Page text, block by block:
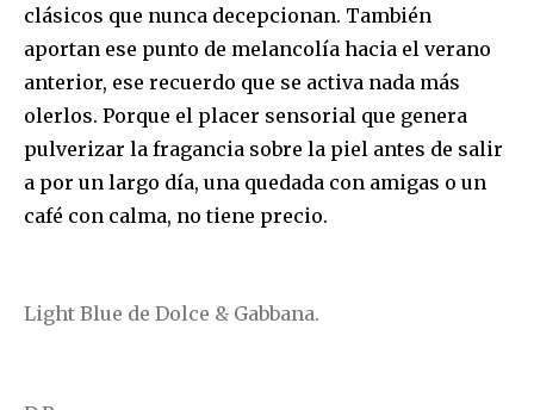
clásicos que nunca decepcionan. También
aportan ese punto de melancolía hacia el verano
anterior, ese recuerdo que se activa nada más
olerlos. Porque el placer sensorial que genera
pulverizar la fragancia sobre la piel antes de salir
a por un largo día, una quedada con amigas o un
café con calma, no tiene precio.
Light Blue de Dolce & Gabbana.